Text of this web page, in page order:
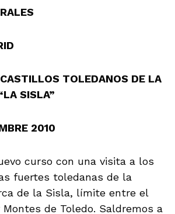
TOLEDANOS DE LA
SISLA”
2010
curso con una visita a los
fuertes toledanas de la
de la Sisla, límite entre el
de Toledo. Saldremos a